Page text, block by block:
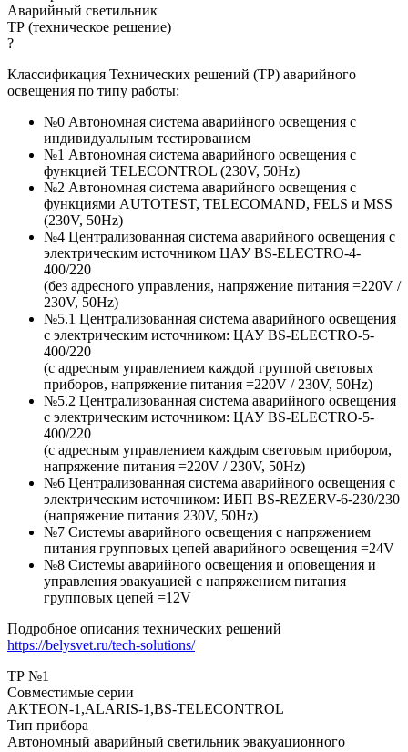
Аварийный светильник
ТР (техническое решение)
?
Классификация Технических решений (ТР) аварийного
освещения по типу работы:
№0 Автономная система аварийного освещения с
индивидуальным тестированием
№1 Автономная система аварийного освещения с
функцией TELECONTROL (230V, 50Hz)
№2 Автономная система аварийного освещения с
функциями AUTOTEST, TELECOMAND, FELS и MSS
(230V, 50Hz)
№4 Централизованная система аварийного освещения с
электрическим источником ЦАУ BS-ELECTRO-4-
400/220
(без адресного управления, напряжение питания =220V /
230V, 50Hz)
№5.1 Централизованная система аварийного освещения
с электрическим источником: ЦАУ BS-ELEСTRO-5-
400/220
(c адресным управлением каждой группой световых
приборов, напряжение питания =220V / 230V, 50Hz)
№5.2 Централизованная система аварийного освещения
с электрическим источником: ЦАУ BS-ELEСTRO-5-
400/220
(c адресным управлением каждым световым прибором,
напряжение питания =220V / 230V, 50Hz)
№6 Централизованная система аварийного освещения с
электрическим источником: ИБП BS-REZERV-6-230/230
(напряжение питания 230V, 50Hz)
№7 Системы аварийного освещения с напряжением
питания групповых цепей аварийного освещения =24V
№8 Системы аварийного освещения и оповещения и
управления эвакуацией с напряжением питания
групповых цепей =12V
Подробное описания технических решений
https://belysvet.ru/tech-solutions/
ТР №1
Совместимые серии
AKTEON-1,ALARIS-1,BS-TELECONTROL
Тип прибора
Автономный аварийный светильник эвакуационного